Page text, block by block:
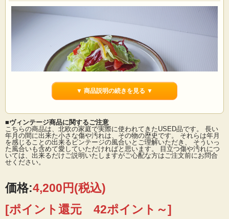
デンマークの小さな島（ボーンホルム島）に1835年から1996年まで存在した陶器
メーカーSoholm（スーホルム）のディナープレートです。ぽってりとした厚みの
あるフォルム、ブラウンの素地に薄く乳白色の釉薬がかけられています。柔らか
なフォルムが魅力です。ディナープレートは市場でも出会いの少ないアイテムに
なります。
■製造国：デンマーク
■メーカー：Soholm（スーホルム）
▼ 商品説明の続きを見る ▼
■ヴィンテージ商品に関するご注意
こちらの商品は、北欧の家庭で実際に使われてきたUSED品です。 長い
年月の間に出来た小さな傷や汚れは、その物の歴史です。 それらは年月
を感じることの出来るビンテージの風合いとご理解いただき、 そういっ
た風合いも含めて愛していただければと思います。 目立つ傷や汚れにつ
いては、出来るだけご説明いたしますがご心配な方はご注文前にお問合
せください。
価格:4,200円(税込)
[ポイント還元 42ポイント～]